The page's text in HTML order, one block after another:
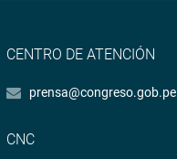
CENTRO DE ATENCIÓN
prensa@congreso.gob.pe
CNC